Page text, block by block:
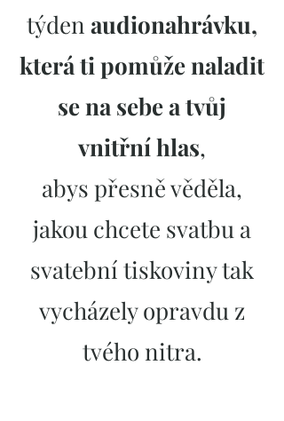
týden audionahrávku,
která ti pomůže naladit
se na sebe a tvůj
vnitřní hlas,
abys přesně věděla,
jakou chcete svatbu a
svatební tiskoviny tak
vycházely opravdu z
tvého nitra.